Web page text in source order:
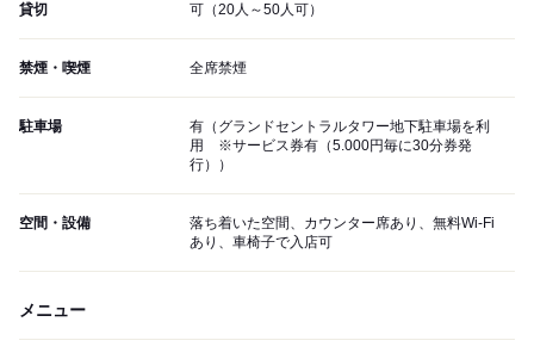
貸切 可（20人～50人可）
禁煙・喫煙 全席禁煙
駐車場
有（グランドセントラルタワー地下駐車場を利
用 ※サービス券有（5.000円毎に30分券発
行））
空間・設備
落ち着いた空間、カウンター席あり、無料Wi-Fi
あり、車椅子で入店可
メニュー